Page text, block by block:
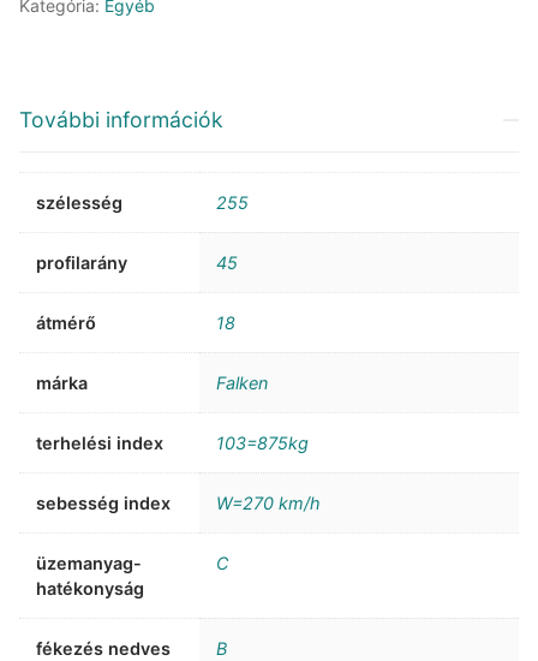
Kategória: Egyéb
További információk
szélesség 255
profilarány 45
átmérő 18
márka Falken
terhelési index 103=875kg
sebesség index W=270 km/h
üzemanyag-
hatékonyság
C
fékezés nedves
B